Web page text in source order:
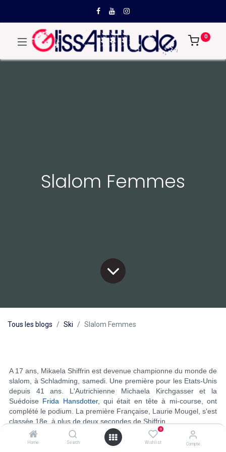
Home Search
0
Wishlist Compte
0
Slalom Femmes
Tous les blogs Ski Slalom Femmes
A 17 ans, Mikaela Shiffrin est devenue championne du monde de
slalom, à Schladming, samedi. Une première pour les Etats-Unis
depuis 41 ans. L'Autrichienne Michaela Kirchgasser et la
Suédoise Frida Hansdotter, qui était en tête à mi-course, ont
complété le podium. La première Française, Laurie Mougel, s'est
classée 18e, à plus de deux secondes de Shiffrin.